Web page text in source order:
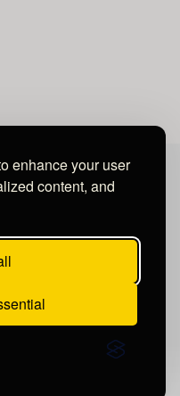
enhance your user
content, and